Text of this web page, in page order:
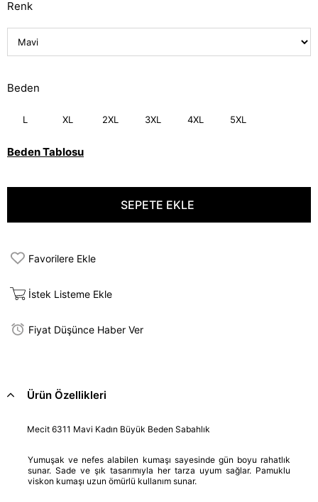
Renk
Beden
L XL 2XL 3XL 4XL 5XL
Beden Tablosu
Favorilere Ekle
İstek Listeme Ekle
Fiyat Düşünce Haber Ver
Ürün Özellikleri
Mecit 6311 Mavi Kadın Büyük Beden Sabahlık
Yumuşak ve nefes alabilen kumaşı sayesinde gün boyu rahatlık
sunar. Sade ve şık tasarımıyla her tarza uyum sağlar. Pamuklu
viskon kumaşı uzun ömürlü kullanım sunar.